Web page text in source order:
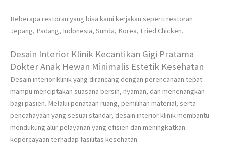
Beberapa restoran yang bisa kami kerjakan seperti restoran
Jepang, Padang, Indonesia, Sunda, Korea, Fried Chicken.
Desain Interior Klinik Kecantikan Gigi Pratama
Dokter Anak Hewan Minimalis Estetik Kesehatan
Desain interior klinik yang dirancang dengan perencanaan tepat
mampu menciptakan suasana bersih, nyaman, dan menenangkan
bagi pasien. Melalui penataan ruang, pemilihan material, serta
pencahayaan yang sesuai standar, desain interior klinik membantu
mendukung alur pelayanan yang efisien dan meningkatkan
kepercayaan terhadap fasilitas kesehatan.